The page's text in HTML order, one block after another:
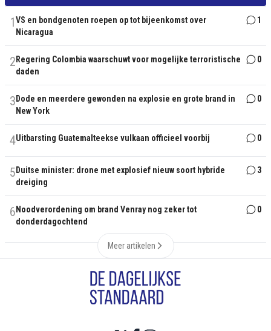
1VS en bondgenoten roepen op tot bijeenkomst over
Nicaragua
1
2 Regering Colombia waarschuwt voor mogelijke terroristische
daden
0
3 Dode en meerdere gewonden na explosie en grote brand in
New York
0
4Uitbarsting Guatemalteekse vulkaan officieel voorbij 0
5 Duitse minister: drone met explosief nieuw soort hybride
dreiging
3
6 Noodverordening om brand Venray nog zeker tot
donderdagochtend
0
Meer artikelen